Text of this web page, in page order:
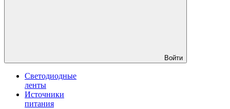
Войти
Светодиодные
ленты
Источники
питания